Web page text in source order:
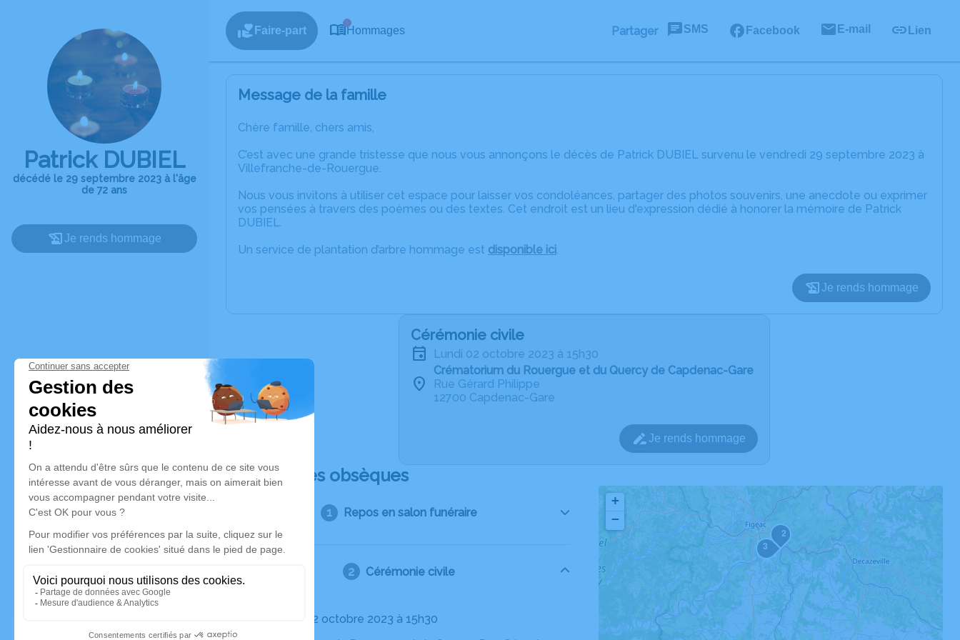
Patrick DUBIEL
décédé le 29 septembre 2023 à l'âge
de 72 ans
Je rends hommage
Faire-part Hommages Partager SMS Facebook E-mail Lien
Message de la famille
Chère famille, chers amis,
C’est avec une grande tristesse que nous vous annonçons le décès de Patrick DUBIEL survenu le vendredi 29 septembre 2023 à
Villefranche-de-Rouergue.
Nous vous invitons à utiliser cet espace pour laisser vos condoléances, partager des photos souvenirs, une anecdote ou exprimer
vos pensées à travers des poèmes ou des textes. Cet endroit est un lieu d'expression dédié à honorer la mémoire de Patrick
DUBIEL.
Un service de plantation d’arbre hommage est disponible ici.
Je rends hommage
Cérémonie civile
lundi 02 octobre 2023 à 15h30
Crématorium du Rouergue et du Quercy de Capdenac-Gare
Rue Gérard Philippe
12700 Capdenac-Gare
Je rends hommage
Déroulé des obsèques
Repos en salon funéraire
Cérémonie civile
Le lundi 02 octobre 2023 à 15h30
2
3
+
−